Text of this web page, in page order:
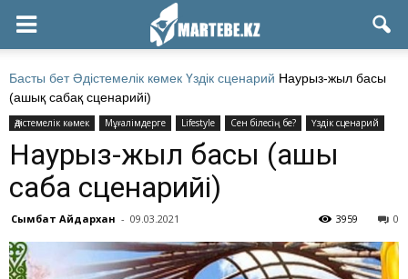
Басты бет Әдістемелік көмек Үздік сценарий Наурыз-жыл басы
(ашық сабақ сценарийі)
Әдістемелік көмек Мұғалімдерге Lifestyle Сен білесің бе? Үздік сценарий
Наурыз-жыл басы (ашық
сабақ сценарийі)
Сымбат Айдархан - 09.03.2021 0
3959